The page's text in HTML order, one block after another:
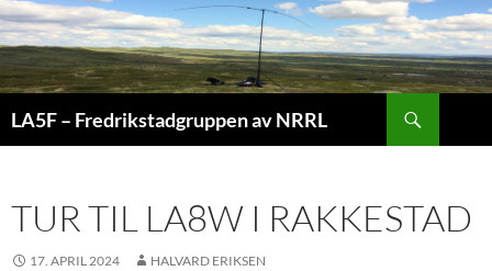
Hopp
til
innhold
LA5F – Fredrikstadgruppen av NRRL
TUR TIL LA8W I RAKKESTAD
17. APRIL 2024 HALVARD ERIKSEN